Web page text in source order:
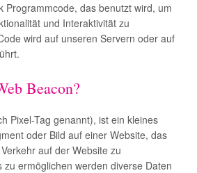
Programmcode, das benutzt wird, um
und Interaktivität zu
wird auf unseren Servern oder auf
Beacon?
Pixel-Tag genannt), ist ein kleines
oder Bild auf einer Website, das
auf der Website zu
zu ermöglichen werden diverse Daten